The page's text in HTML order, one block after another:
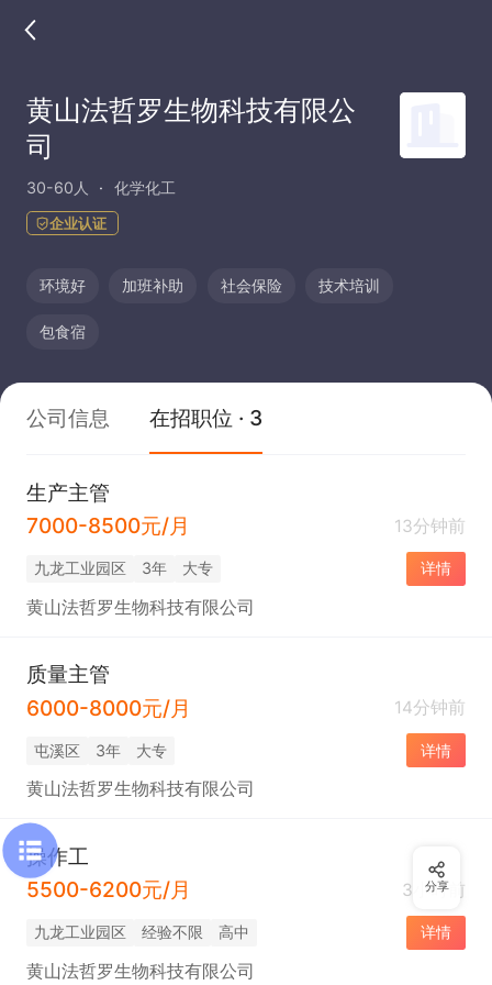
黄山法哲罗生物科技有限公
司
30-60人 化学化工
企业认证
环境好 加班补助 社会保险 技术培训
包食宿
公司信息 在招职位 · 3
生产主管
7000-8500元/月
13分钟前
九龙工业园区 3年 大专 详情
黄山法哲罗生物科技有限公司
质量主管
6000-8000元/月
14分钟前
屯溪区 3年 大专 详情
黄山法哲罗生物科技有限公司
操作工
5500-6200元/月
3小时前
九龙工业园区 经验不限 高中 详情
黄山法哲罗生物科技有限公司
分享